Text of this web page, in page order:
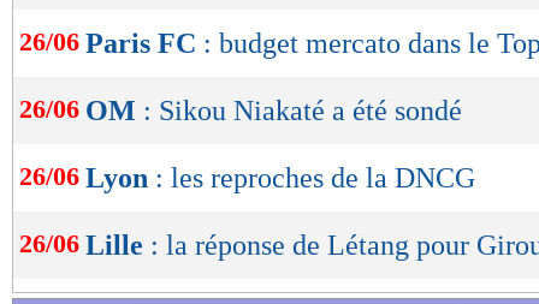
26/06 Paris FC : budget mercato dans le
26/06 OM : Sikou Niakaté a été sondé
26/06 Lyon : les reproches de la DNCG
26/06 Lille : la réponse de Létang pour